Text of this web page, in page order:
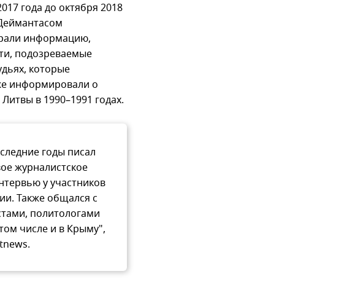
года до октября 2018
информацию,
подозреваемые
которые
информировали о
в 1990–1991 годах.
годы писал
журналистское
у участников
Также общался с
политологами
числе и в Крыму",